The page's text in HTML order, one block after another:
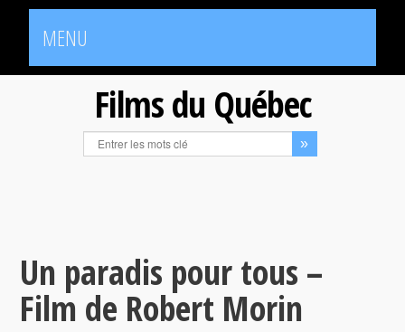
MENU
Films du Québec
Un paradis pour tous –
Film de Robert Morin